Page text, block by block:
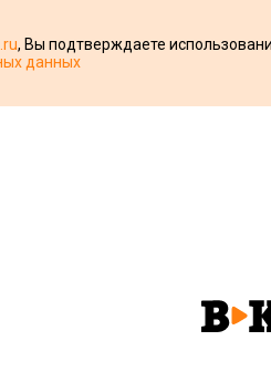
, Вы подтверждаете
данных